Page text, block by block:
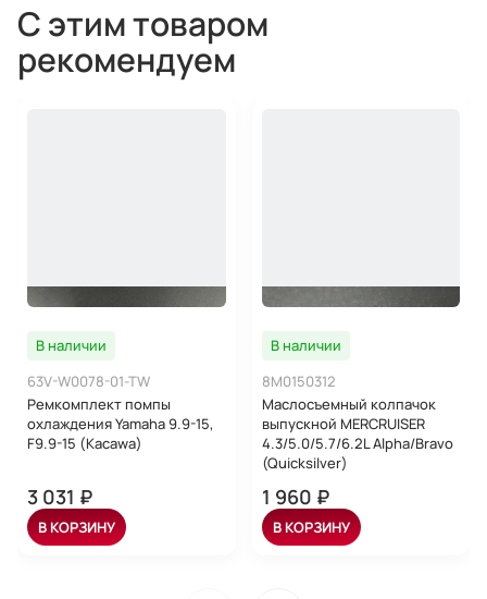
С этим товаром
рекомендуем
В наличии
63V-W0078-01-TW
Ремкомплект помпы
охлаждения Yamaha 9.9-15,
F9.9-15 (Kacawa)
3 031 ₽
В КОРЗИНУ
В наличии
8M0150312
Маслосъемный колпачок
выпускной MERCRUISER
4.3/5.0/5.7/6.2L Alpha/Bravo
(Quicksilver)
1 960 ₽
В КОРЗИНУ